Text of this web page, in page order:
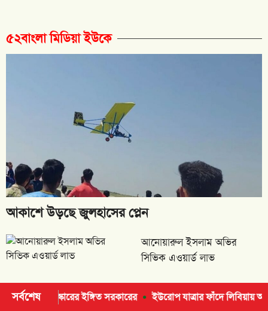
সর্বশেষ
ইঙ্গিত সরকারের ইউরোপ যাত্রার ফাঁদে লিবিয়ায় অপহরণ, উদ্ধার ১৩
৫২বাংলা মিডিয়া ইউকে
আকাশে উড়ছে জুলহাসের প্লেন
আনোয়ারুল ইসলাম অভির
সিভিক এওয়ার্ড লাভ